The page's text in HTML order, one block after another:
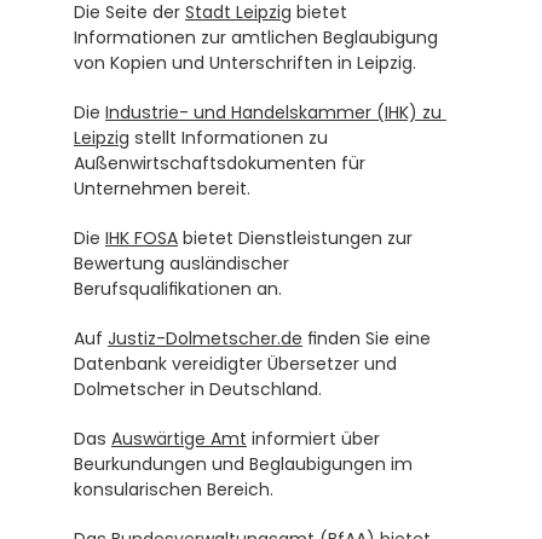
Die Seite der Stadt Leipzig bietet
Informationen zur amtlichen Beglaubigung
von Kopien und Unterschriften in Leipzig.
Die Industrie- und Handelskammer (IHK) zu
Leipzig stellt Informationen zu
Außenwirtschaftsdokumenten für
Unternehmen bereit.
Die IHK FOSA bietet Dienstleistungen zur
Bewertung ausländischer
Berufsqualifikationen an.
Auf Justiz-Dolmetscher.de finden Sie eine
Datenbank vereidigter Übersetzer und
Dolmetscher in Deutschland.
Das Auswärtige Amt informiert über
Beurkundungen und Beglaubigungen im
konsularischen Bereich.